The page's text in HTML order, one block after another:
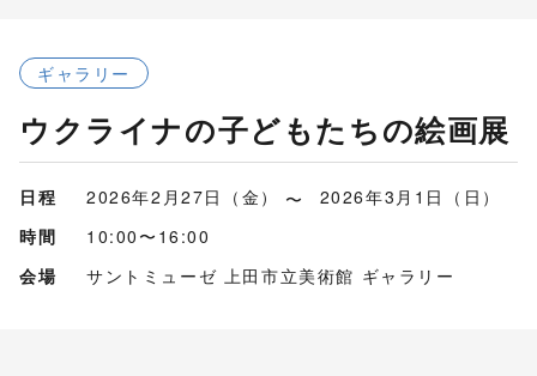
ギャラリー
ウクライナの子どもたちの絵画展
日程 2026年2月27日（金）
2026年3月1日（日）
時間
10:00〜16:00
会場
サントミューゼ 上田市立美術館 ギャラリー